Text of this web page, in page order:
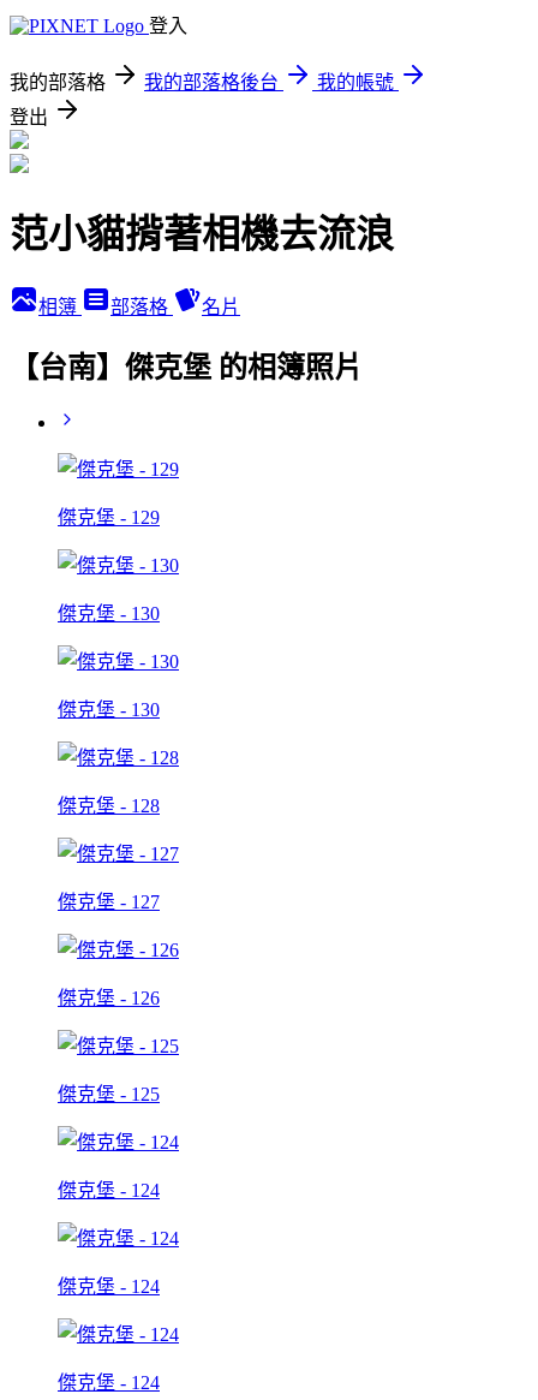
登入
我的部落格 我的部落格後台
我的帳號
登出
范小貓揹著相機去流浪
相簿 部落格 名片
【台南】傑克堡 的相簿照片
傑克堡 - 129
傑克堡 - 130
傑克堡 - 130
傑克堡 - 128
傑克堡 - 127
傑克堡 - 126
傑克堡 - 125
傑克堡 - 124
傑克堡 - 124
傑克堡 - 124